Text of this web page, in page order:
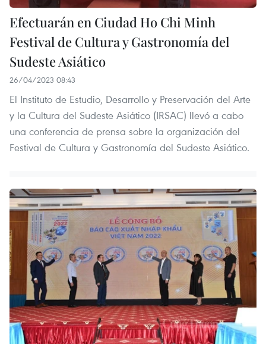
Efectuarán en Ciudad Ho Chi Minh
Festival de Cultura y Gastronomía del
Sudeste Asiático
26/04/2023 08:43
El Instituto de Estudio, Desarrollo y Preservación del Arte
y la Cultura del Sudeste Asiático (IRSAC) llevó a cabo
una conferencia de prensa sobre la organización del
Festival de Cultura y Gastronomía del Sudeste Asiático.